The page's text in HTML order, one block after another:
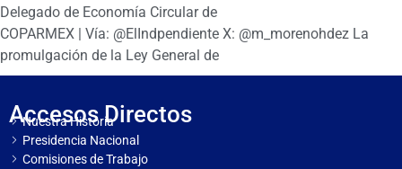
Delegado de Economía Circular de
COPARMEX | Vía: @ElIndpendiente X: @m_morenohdez La
promulgación de la Ley General de
Accesos Directos
Nuestra Historia
Presidencia Nacional
Comisiones de Trabajo